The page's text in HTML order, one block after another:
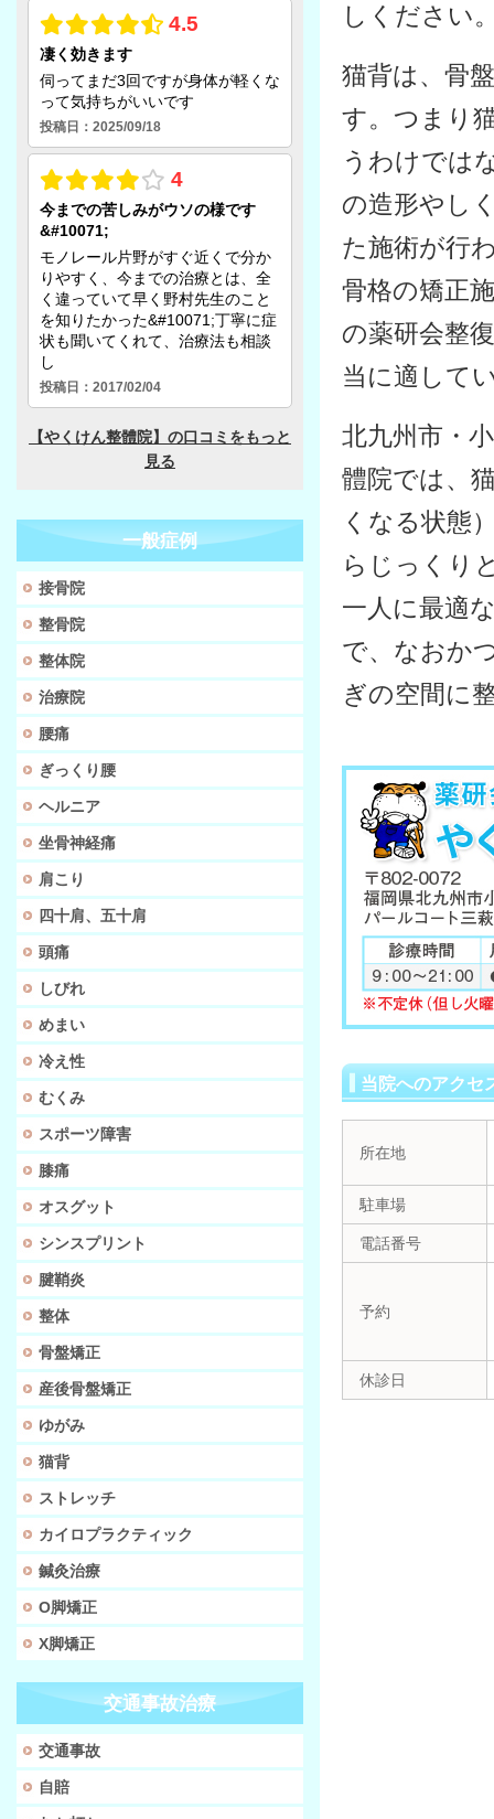
しください
猫背は、骨
す。つまり
うわけでは
の造形やし
た施術が行
骨格の矯正
の薬研会整
当に適して
北九州市・
體院では、
くなる状態
らじっくり
一人に最適
で、なおか
ぎの空間に
当院へのアクセ
所在地
駐車場
電話番号
予約
休診日
一般症例
接骨院
整骨院
整体院
治療院
腰痛
ぎっくり腰
ヘルニア
坐骨神経痛
肩こり
四十肩、五十肩
頭痛
しびれ
めまい
冷え性
むくみ
スポーツ障害
膝痛
オスグット
シンスプリント
腱鞘炎
整体
骨盤矯正
産後骨盤矯正
ゆがみ
猫背
ストレッチ
カイロプラクティック
鍼灸治療
O脚矯正
X脚矯正
交通事故治療
交通事故
自賠